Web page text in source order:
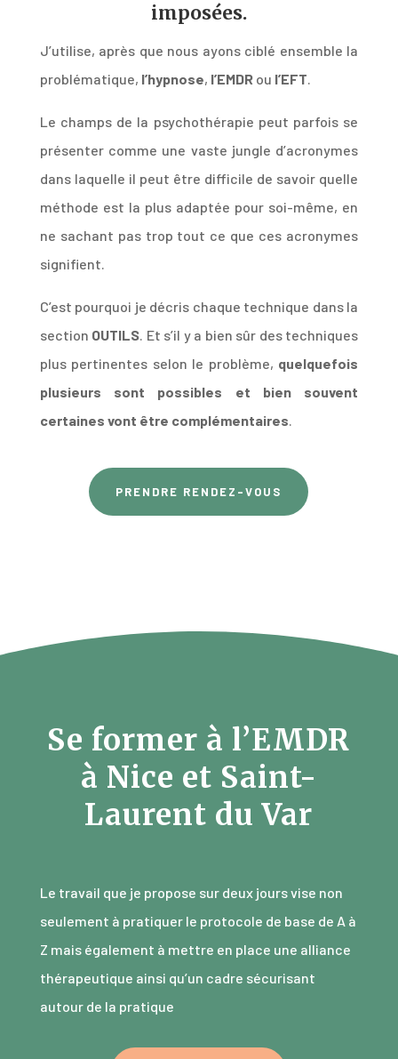
imposées.
J’utilise, après que nous ayons ciblé ensemble la
problématique, l’hypnose, l’EMDRou l’EFT.
Le champs de la psychothérapie peut parfois se
présenter comme une vaste jungle d’acronymes
dans laquelle il peut être difficile de savoir quelle
méthode est la plus adaptée pour soi-même, en
ne sachant pas trop tout ce que ces acronymes
signifient.
C’est pourquoi je décris chaque technique dans la
section OUTILS. Et s’il y a bien sûr des techniques
plus pertinentes selon le problème, quelquefois
plusieurs sont possibles et bien souvent
certaines vont être complémentaires.
PRENDRE RENDEZ-VOUS
Se former à l’EMDR
à Nice et Saint-
Laurent du Var
Le travail que je propose sur deux jours vise non
seulement à pratiquer le protocole de base de A à
Z mais également à mettre en place une alliance
thérapeutique ainsi qu’un cadre sécurisant
autour de la pratique